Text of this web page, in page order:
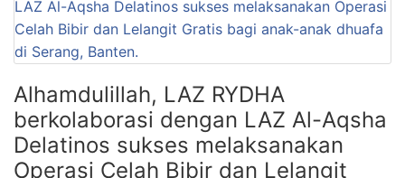
Alhamdulillah, LAZ RYDHA
berkolaborasi dengan LAZ Al-Aqsha
Delatinos sukses melaksanakan
Operasi Celah Bibir dan Lelangit